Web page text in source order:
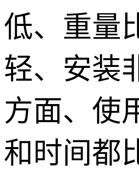
低、重量
轻、安装
方面、使
和时间都